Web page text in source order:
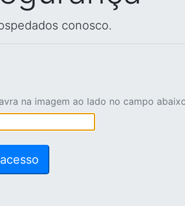
conosco.
na imagem ao lado no campo